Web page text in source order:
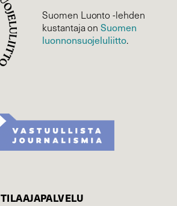
Suomen Luonto -lehden
kustantaja onSuomen
luonnonsuojelu­liitto.
TILAAJAPALVELU